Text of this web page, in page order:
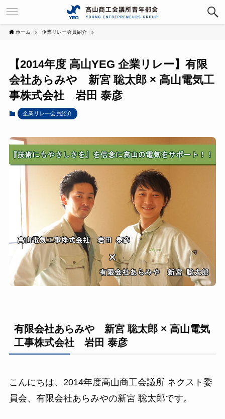
ホーム 企業リレー会員紹介
【2014年度 高山YEG 企業リレー】有限
会社あらみや 新宮 聡太郎 × 高山電気工
事株式会社 岩田 泰彦
企業リレー会員紹介
有限会社あらみや 新宮 聡太郎 × 高山電気
工事株式会社 岩田 泰彦
こんにちは、2014年度高山商工会議所 ネクスト委
員会、有限会社あらみやの新宮 聡太郎です。